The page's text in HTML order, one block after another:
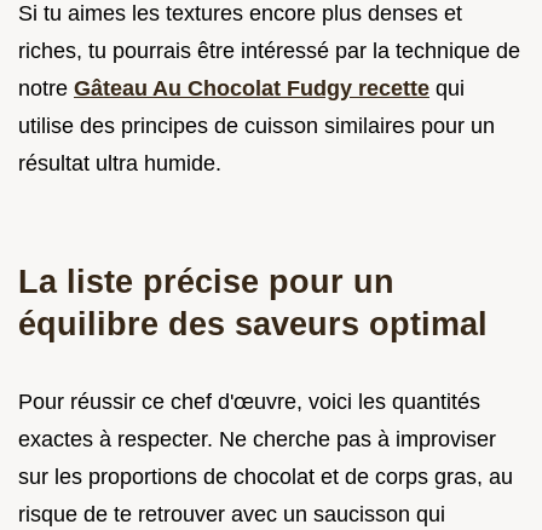
Si tu aimes les textures encore plus denses et
riches, tu pourrais être intéressé par la technique de
notre Gâteau Au Chocolat Fudgy recette qui
utilise des principes de cuisson similaires pour un
résultat ultra humide.
La liste précise pour un
équilibre des saveurs optimal
Pour réussir ce chef d'œuvre, voici les quantités
exactes à respecter. Ne cherche pas à improviser
sur les proportions de chocolat et de corps gras, au
risque de te retrouver avec un saucisson qui